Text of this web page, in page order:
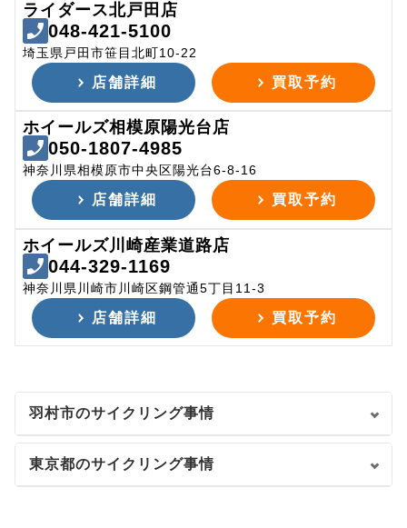
ライダース北戸田店
048-421-5100
埼玉県戸田市笹目北町10-22
店舗詳細 買取予約
ホイールズ相模原陽光台店
050-1807-4985
神奈川県相模原市中央区陽光台6-8-16
店舗詳細 買取予約
ホイールズ川崎産業道路店
044-329-1169
神奈川県川崎市川崎区鋼管通5丁目11-3
店舗詳細 買取予約
羽村市のサイクリング事情
東京都のサイクリング事情